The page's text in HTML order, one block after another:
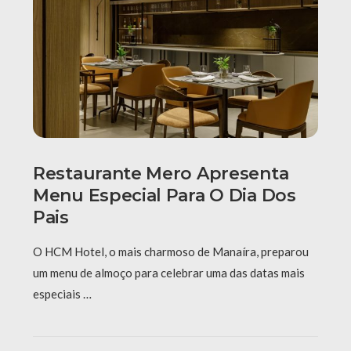
Restaurante Mero Apresenta
Menu Especial Para O Dia Dos
Pais
O HCM Hotel, o mais charmoso de Manaíra, preparou
um menu de almoço para celebrar uma das datas mais
especiais …